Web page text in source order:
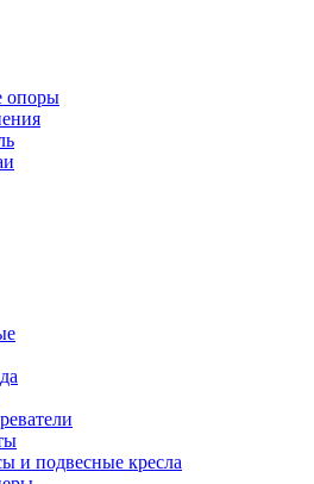
опоры
и подвесные кресла